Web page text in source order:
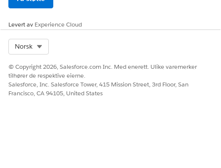
Som markedsfører i helsevesenet bruker du
kampanjer. Pasient- og medlemsutvidelsesverktøyene
medlemmer slik at de blir mer involvert i
behandlingsreisen.
Levert av Experience Cloud
Norsk
© Copyright 2026, Salesforce.com Inc. Med enerett. Ulike varemerker
tilhører de respektive eierne.
Salesforce, Inc. Salesforce Tower, 415 Mission Street, 3rd Floor, San
Francisco, CA 94105, United States